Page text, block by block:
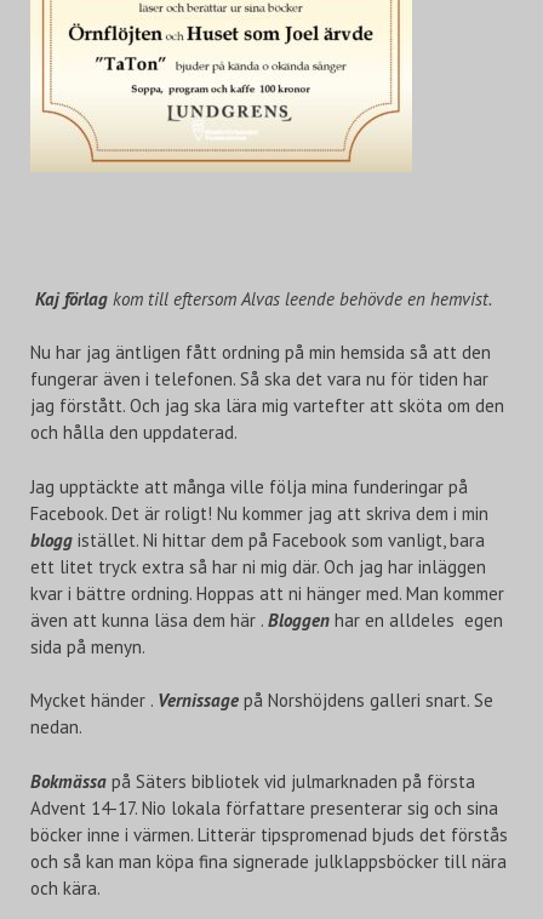
Kaj förlag kom till eftersom Alvas leende behövde en hemvist.
Nu har jag äntligen fått ordning på min hemsida så att den
fungerar även i telefonen. Så ska det vara nu för tiden har
jag förstått. Och jag ska lära mig vartefter att sköta om den
och hålla den uppdaterad.
Jag upptäckte att många ville följa mina funderingar på
Facebook. Det är roligt! Nu kommer jag att skriva dem i min
blogg istället. Ni hittar dem på Facebook som vanligt, bara
ett litet tryck extra så har ni mig där. Och jag har inläggen
kvar i bättre ordning. Hoppas att ni hänger med. Man kommer
även att kunna läsa dem här . Bloggen har en alldeles egen
sida på menyn.
Mycket händer . Vernissage på Norshöjdens galleri snart. Se
nedan.
Bokmässa på Säters bibliotek vid julmarknaden på första
Advent 14-17. Nio lokala författare presenterar sig och sina
böcker inne i värmen. Litterär tipspromenad bjuds det förstås
och så kan man köpa fina signerade julklappsböcker till nära
och kära.